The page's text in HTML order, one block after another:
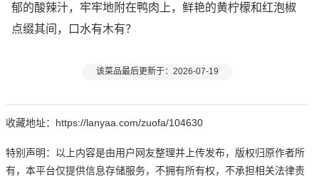
郁的酸辣汁，牢牢地附在鸭肉上，鲜艳的黄柠檬和红泡椒
点缀其间，口水有木有？
该菜品最后更新于：2026-07-19
收藏地址：https://lanyaa.com/zuofa/104630
特别声明：以上内容是由用户网友整理并上传发布，版权归原作者所
有，本平台仅提供信息存储服务，不拥有所有权，不承担相关法律责